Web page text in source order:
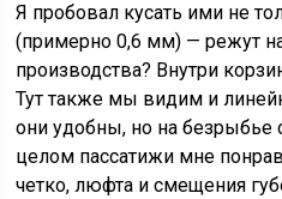
Я пробовал кусать ими не
(примерно 0,6 мм) — режут
производства? Внутри
Тут также мы видим и
они удобны, но на безрыбье
целом пассатижи мне
четко, люфта и смещения